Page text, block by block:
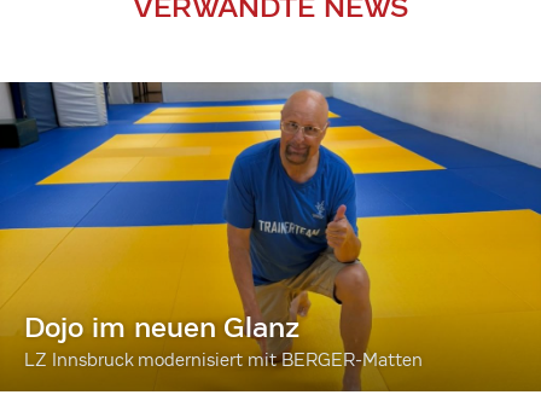
Dojo im neuen Glanz
LZ Innsbruck modernisiert mit BERGER-Matten